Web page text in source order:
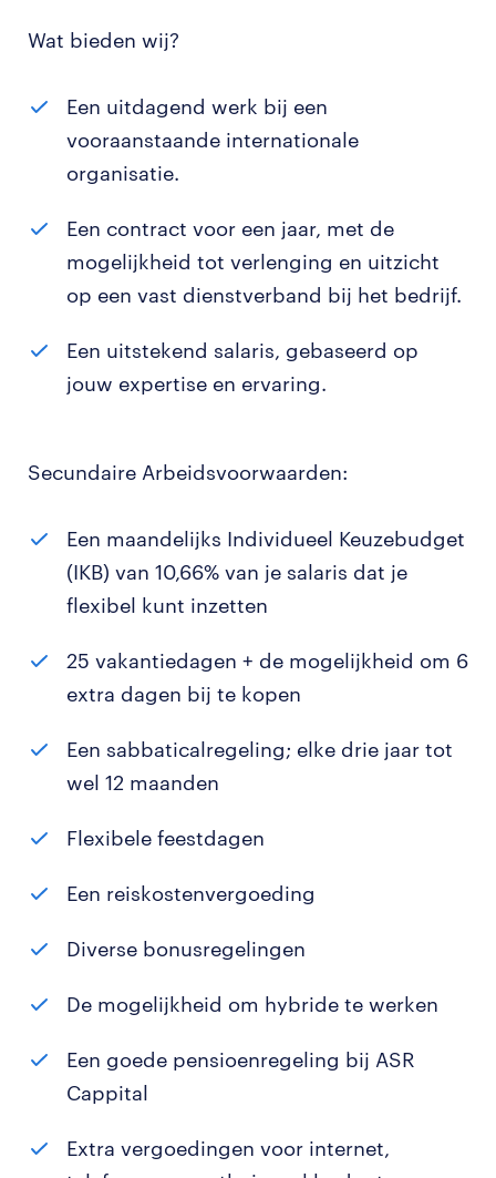
Wat bieden wij?
Een uitdagend werk bij een
vooraanstaande internationale
organisatie.
Een contract voor een jaar, met de
mogelijkheid tot verlenging en uitzicht
op een vast dienstverband bij het bedrijf.
Een uitstekend salaris, gebaseerd op
jouw expertise en ervaring.
Secundaire Arbeidsvoorwaarden:
Een maandelijks Individueel Keuzebudget
(IKB) van 10,66% van je salaris dat je
flexibel kunt inzetten
25 vakantiedagen + de mogelijkheid om 6
extra dagen bij te kopen
Een sabbaticalregeling; elke drie jaar tot
wel 12 maanden
Flexibele feestdagen
Een reiskostenvergoeding
Diverse bonusregelingen
De mogelijkheid om hybride te werken
Een goede pensioenregeling bij ASR
Cappital
Extra vergoedingen voor internet,